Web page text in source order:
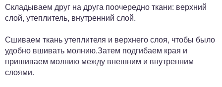
Складываем друг на друга поочередно ткани: верхний
слой, утеплитель, внутренний слой.
Сшиваем ткань утеплителя и верхнего слоя, чтобы было
удобно вшивать молнию.Затем подгибаем края и
пришиваем молнию между внешним и внутренним
слоями.